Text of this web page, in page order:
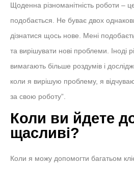
Щоденна різноманітність роботи –
подобається. Не буває двох
дізнатися щось нове. Мені
та вирішувати нові проблеми. Іноді
вимагають більше роздумів і
коли я вирішую проблему, я
за свою роботу”.
Коли ви йдете
щасливі?
Коли я можу допомогти багатьом